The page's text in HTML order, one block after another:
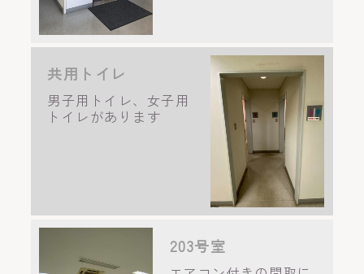
共用トイレ
男子用トイレ、女子用
トイレがあります
203号室